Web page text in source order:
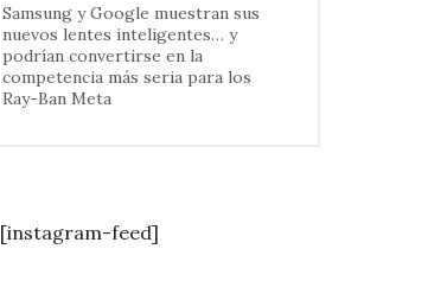
Samsung y Google muestran sus
nuevos lentes inteligentes… y
podrían convertirse en la
competencia más seria para los
Ray-Ban Meta
[instagram-feed]